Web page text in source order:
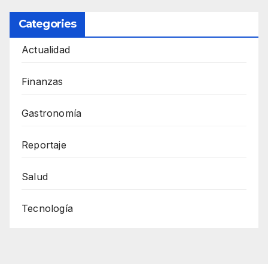
Categories
Actualidad
Finanzas
Gastronomía
Reportaje
Salud
Tecnología